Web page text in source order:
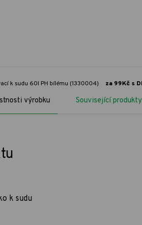
k sudu 60l PH bílému (1330004) za 99Kč s
výrobku Související produkty
k sudu